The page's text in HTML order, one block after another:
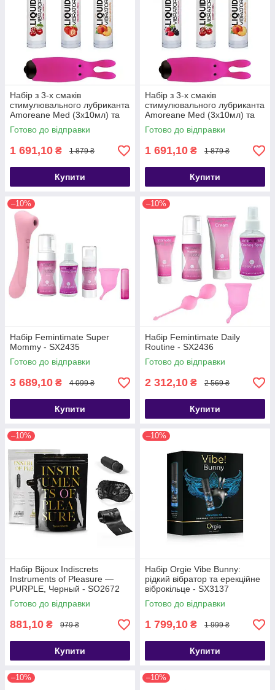
Набір з 3-х смаків
стимулювального лубриканта
Amoreane Med (3х10мл) та
віброкулі Adrien Lastic Pink -
SO3838
Готово до відправки
1 691,10 ₴ 1 879 ₴
Купити
Набір з 3-х смаків
стимулювального лубриканта
Amoreane Med (3х10мл) та
віброкулі Adrien Lastic Pink -
SO4119
Готово до відправки
1 691,10 ₴ 1 879 ₴
Купити
–10%
Набір Femintimate Super
Mommy - SX2435
Готово до відправки
3 689,10 ₴ 4 099 ₴
Купити
–10%
Набір Femintimate Daily
Routine - SX2436
Готово до відправки
2 312,10 ₴ 2 569 ₴
Купити
–10%
Набір Bijoux Indiscrets
Instruments of Pleasure —
PURPLE, Черный - SO2672
Готово до відправки
881,10 ₴ 979 ₴
Купити
–10%
Набір Orgie Vibe Bunny:
рідкий вібратор та ерекційне
віброкільце - SX3137
Готово до відправки
1 799,10 ₴ 1 999 ₴
Купити
–10% –10%